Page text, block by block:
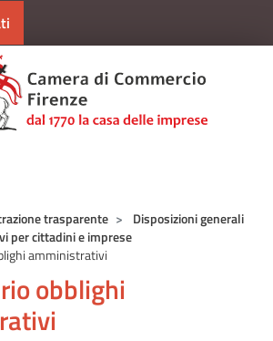
trasparente
Disposizioni generali
per cittadini e imprese
amministrativi
obblighi